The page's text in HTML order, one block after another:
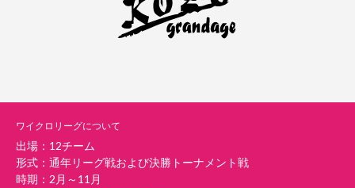
ワイクロリーグについて
出場：12チーム
形式：通年リーグ戦および決勝トーナメント戦
時期：2月～11月